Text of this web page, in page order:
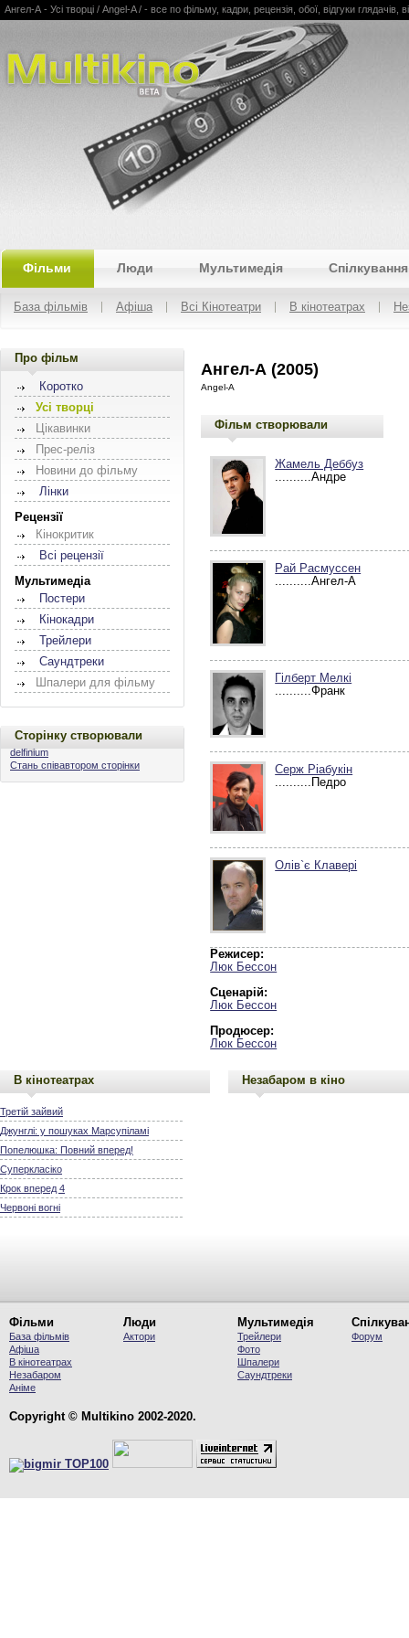
Multikino
Ангел-А - Усі творці / Angel-A / - все по фільму, кадри, рецензія, обої, відгуки глядачів,
Фільми Люди Мультимедія Спілкування
База фільмів Афіша Всі Кінотеатри В кінотеатрах
Про фільм
Коротко
Усі творці
Цікавинки
Прес-реліз
Новини до фільму
Лінки
Рецензії
Кінокритик
Всі рецензії
Мультимедіа
Постери
Кінокадри
Трейлери
Саундтреки
Шпалери для фільму
Сторінку створювали
delfinium
Стань співавтором сторінки
Ангел-А (2005)
Angel-A
Фільм створювали
Жамель Деббуз
..........Андре
Рай Расмуссен
..........Ангел-А
Гілберт Мелкі
..........Франк
Серж Ріабукін
..........Педро
Олів`є Клавері
Режисер:
Люк Бессон
Сценарій:
Люк Бессон
Продюсер:
Люк Бессон
В кінотеатрах
Третій зайвий
Джунглі: у пошуках Марсупіламі
Попелюшка: Повний вперед!
Суперкласіко
Крок вперед 4
Червоні вогні
Незабаром в кіно
Фільми
База фільмів
Афіша
В кінотеатрах
Незабаром
Аніме
Люди
Актори
Мультимедія
Трейлери
Фото
Шпалери
Саундтреки
Форум
Copyright © Multikino 2002-2020.